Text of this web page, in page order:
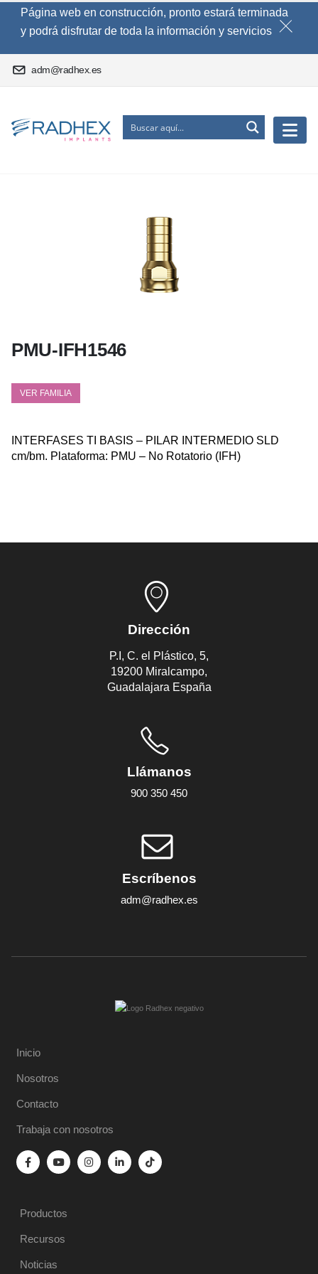
Página web en construcción, pronto estará terminada
y podrá disfrutar de toda la información y servicios
adm@radhex.es
PMU-IFH1546
VER FAMILIA
INTERFASES TI BASIS – PILAR INTERMEDIO SLD
cm/bm. Plataforma: PMU – No Rotatorio (IFH)
Dirección
P.I, C. el Plástico, 5,
19200 Miralcampo,
Guadalajara España
Llámanos
900 350 450
Escríbenos
adm@radhex.es
Inicio
Nosotros
Contacto
Trabaja con nosotros
Productos
Recursos
Noticias